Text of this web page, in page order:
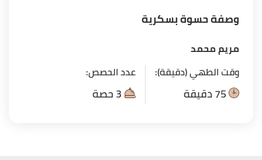
وصفة حسوة بسكرية
مريم محمد
وقت الطهي (دقيقة):
عدد الحصص: